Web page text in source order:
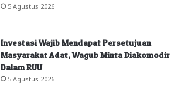
5 Agustus 2026
Investasi Wajib Mendapat Persetujuan
Masyarakat Adat, Wagub Minta Diakomodir
Dalam RUU
5 Agustus 2026